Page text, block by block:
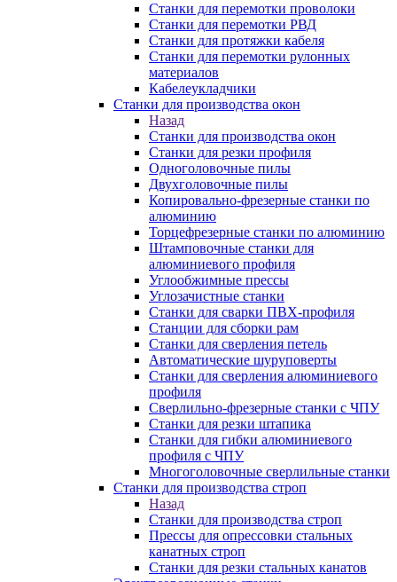
Станки для перемотки проволоки
Станки для перемотки РВД
Станки для протяжки кабеля
Станки для перемотки рулонных
материалов
Кабелеукладчики
Станки для производства окон
Назад
Станки для производства окон
Станки для резки профиля
Одноголовочные пилы
Двухголовочные пилы
Копировально-фрезерные станки по
алюминию
Торцефрезерные станки по алюминию
Штамповочные станки для
алюминиевого профиля
Углообжимные прессы
Углозачистные станки
Станки для сварки ПВХ-профиля
Станции для сборки рам
Станки для сверления петель
Автоматические шуруповерты
Станки для сверления алюминиевого
профиля
Сверлильно-фрезерные станки с ЧПУ
Станки для резки штапика
Станки для гибки алюминиевого
профиля с ЧПУ
Многоголовочные сверлильные станки
Станки для производства строп
Назад
Станки для производства строп
Прессы для опрессовки стальных
канатных строп
Станки для резки стальных канатов